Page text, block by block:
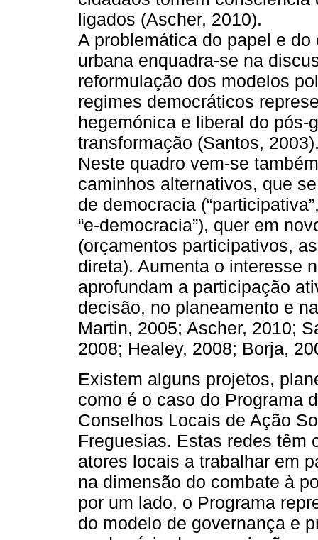
ligados (Ascher, 2010).
A problemática do papel e
urbana enquadra-se na
reformulação dos modelos
regimes democráticos
hegemónica e liberal do
transformação (Santos,
Neste quadro vem-se
caminhos alternativos, que
de democracia
“e-democracia”), quer em
(orçamentos participativos,
direta). Aumenta o interesse
aprofundam a participação
decisão, no planeamento e
Martin, 2005; Ascher, 2010;
2008; Healey, 2008; Borja,
Existem alguns projetos,
como é o caso do Programa
Conselhos Locais de Ação
Freguesias. Estas redes têm
atores locais a trabalhar em
na dimensão do combate à
por um lado, o Programa
do modelo de governança e